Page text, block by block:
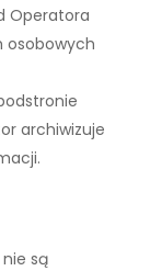
Operatora
osobowych
archiwizuje
są